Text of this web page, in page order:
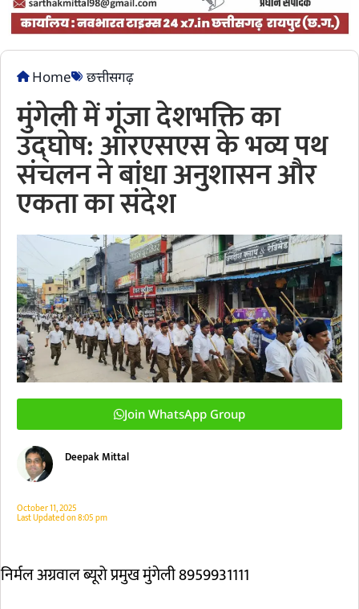
Home छत्तीसगढ़
मुंगेली में गूंजा देशभक्ति का
उद्घोष: आरएसएस के भव्य पथ
संचलन ने बांधा अनुशासन और
एकता का संदेश
Join WhatsApp Group
Deepak Mittal
October 11, 2025
Last Updated on8:05 pm
निर्मल अग्रवाल ब्यूरो प्रमुख मुंगेली 8959931111